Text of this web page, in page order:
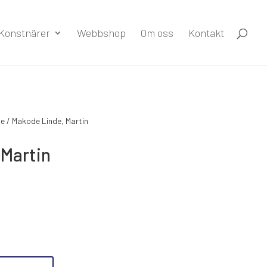
Konstnärer Webbshop Om oss Kontakt
/ Makode Linde, Martin